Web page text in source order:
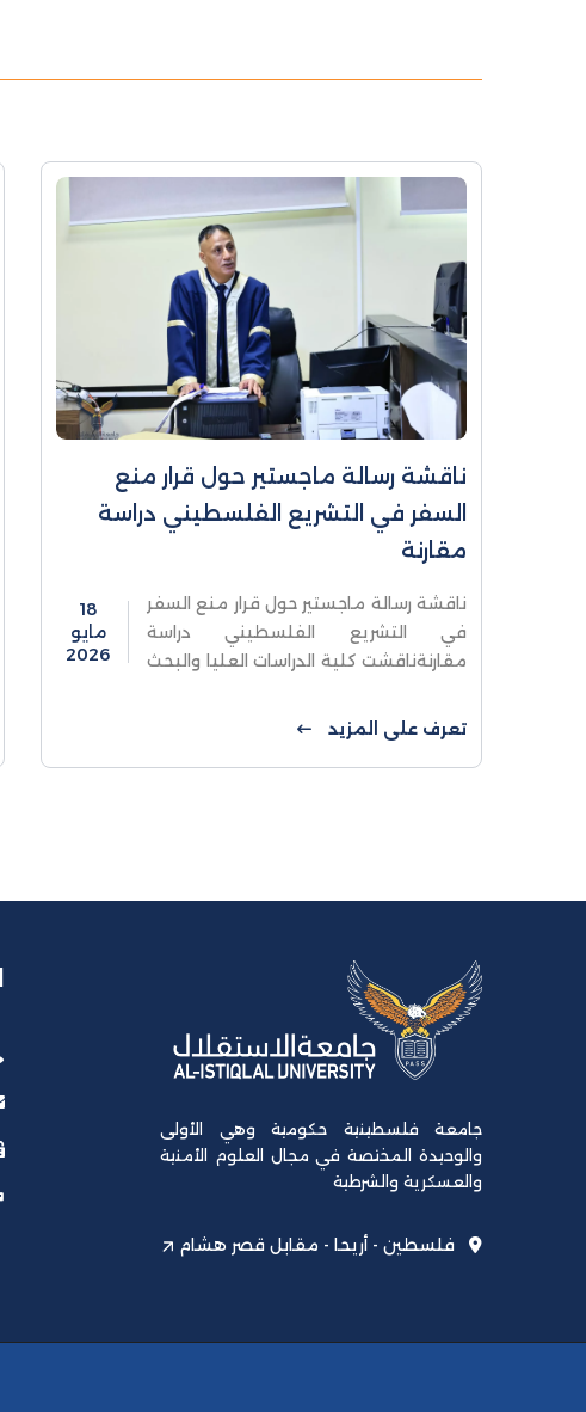
ناقشة رسالة ماجستير حول قرار منع
السفر في التشريع الفلسطيني دراسة
مقارنة
ناقشة رسالة ماجستير حول قرار منع السفر
في التشريع الفلسطيني دراسة
مقارنةناقشت كلية الدراسات العليا والبحث
ماجستير للطالب سامي صفا، والموسومة
بعنوان "قرار منع السفر ...
18
مايو
2026
تعرف على المزيد
جامعة فلسطينية حكومية وهي الأولى
والوحيدة المختصة في مجال العلوم الأمنية
والعسكرية والشرطية
فلسطين - أريحا - مقابل قصر هشام